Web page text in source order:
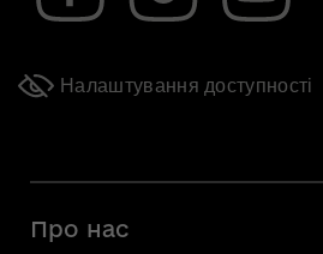
Налаштування доступності
Про нас